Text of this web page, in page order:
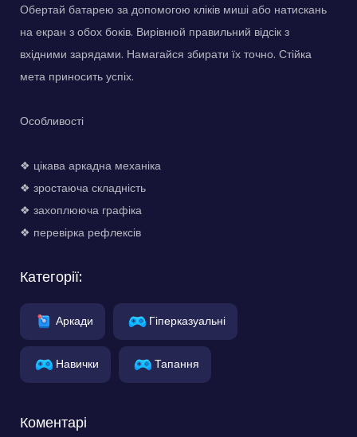
Обертай батарею за допомогою кліків миші або натискань
на екран з обох боків. Вирівнюй правильний відсік з
вхідними зарядами. Намагайся збирати їх точно. Стійка
мета приносить успіх.
Особливості
❖ цікава аркадна механіка
❖ зростаюча складність
❖ захоплююча графіка
❖ перевірка рефлексів
Категорії:
Аркади Гіперказуальні
Навички Тапання
Коментарі